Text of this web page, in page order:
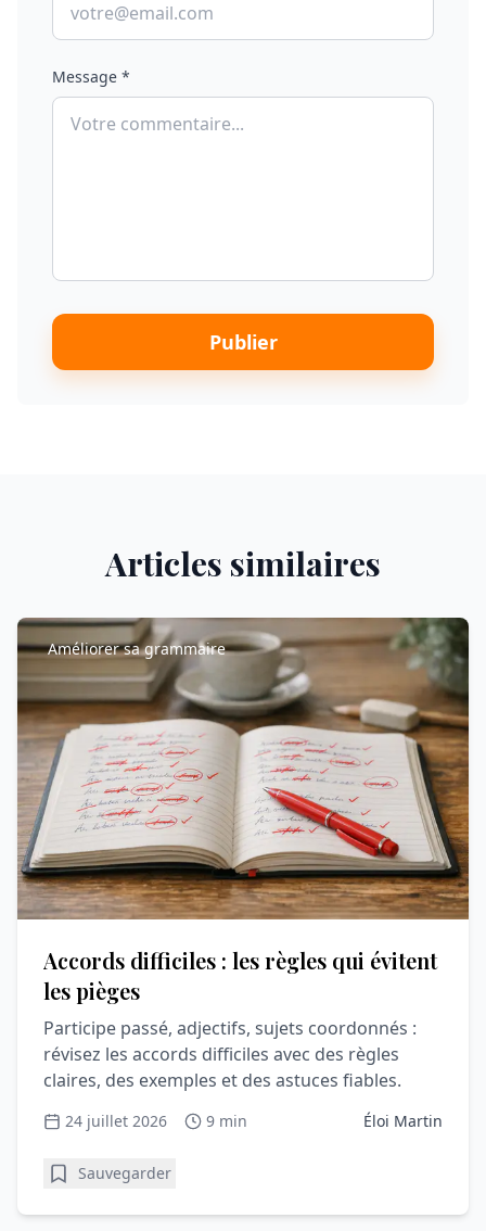
Message *
Publier
Articles similaires
Améliorer sa grammaire
Accords difficiles : les règles qui évitent
les pièges
Participe passé, adjectifs, sujets coordonnés :
révisez les accords difficiles avec des règles
claires, des exemples et des astuces fiables.
24 juillet 2026 9 min Éloi Martin
Sauvegarder